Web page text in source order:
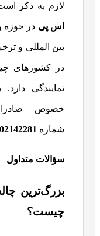
لازم به ذکر
اس پی در حوزه
بین المللی و
در کشورهای
نمایندگی
خصوص
شماره 02142281
سؤالات متداول
بزرگ‌ترین
چیست؟